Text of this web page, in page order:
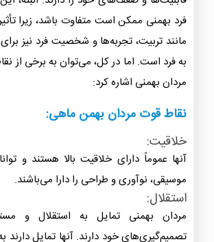
مطالعه بیشتر: روش های ابراز علاقه به
نقاط قوت و ضعف مردان بهمن
مانند هر علامت ستاره‌ای دیگر، مردان متولد
قابلیت‌ها و ضعف‌های خود را دارند. البته، این
مانند تربیت، تجربه‌ها و شخصیت فرد نیز برای
به فرد است. اما در کل، می‌توان به برخی از
مردان بهمنی اشاره کرد:
نقاط قوت مردان بهمن ماهی: